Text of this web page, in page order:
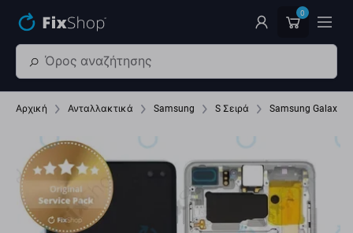
0
Αρχική Ανταλλακτικά Samsung S Σειρά Samsung Galaxy